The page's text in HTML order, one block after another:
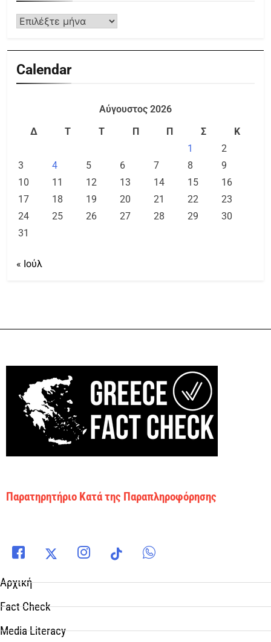
Calendar
Αύγουστος 2026
Δ
Τ Τ Π Π Σ
Κ
1
2
3
4 5 6 7 8
9
10
11 12 13 14 15
16
17
18 19 20 21 22
23
24
25 26 27 28 29
30
31
« Ιούλ
Παρατηρητήριο Κατά της Παραπληροφόρησης
Αρχική
Fact Check
Media Literacy